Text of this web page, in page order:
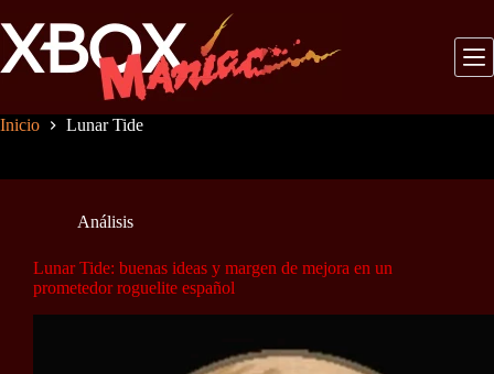
al
contenido
Inicio Lunar Tide
Análisis
Lunar Tide: buenas ideas y margen de mejora en un
prometedor roguelite español